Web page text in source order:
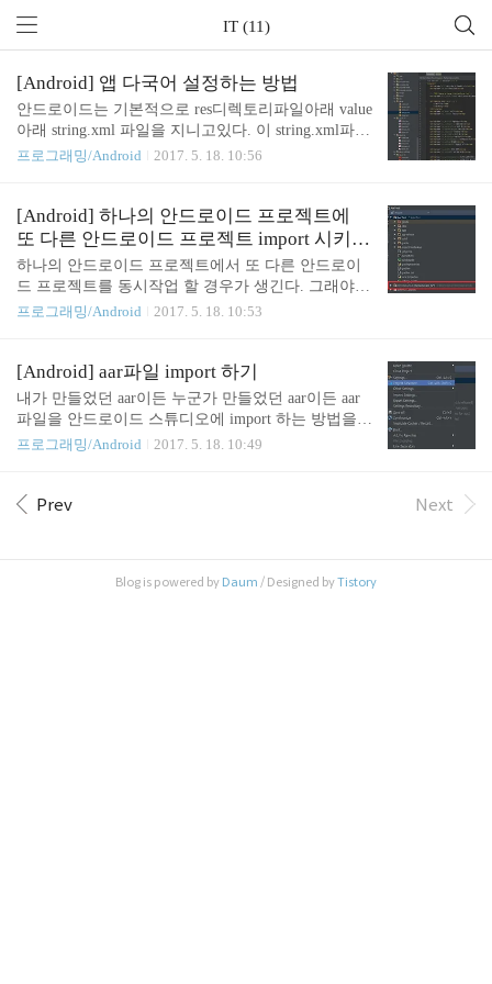
IT (11)
[Android] 앱 다국어 설정하는 방법
안드로이드는 기본적으로 res디렉토리파일아래 value
아래 string.xml 파일을 지니고있다. 이 string.xml파일
에서 앱내에서 보여지는 모든 string들을 res파일 아래
직에 직접 하드코딩하지않고 string을 따로 빼서 res/v
alue/string.xml에 몰아서 string을 관리한다. 이렇게하
면 앱내에서 언어코드를 바꿔주는 로직만 실행하면,
자동적으로 설정된 언어 value/sring.xml을 잡는다. va
lue 파일명을 value-zh(중국어),value-en(영어),value-ja
(일본어) 이런식으로 각 언어코드에 맞는 value 폴더
프로그래밍/Android 2017. 5. 18. 10:56
[Android] 하나의 안드로이드 프로젝트에
또 다른 안드로이드 프로젝트 import 시키
기.(multi import project)
하나의 안드로이드 프로젝트에서 또 다른 안드로이
드 프로젝트를 동시작업 할 경우가 생긴다. 그래야하
는 이유는 여러가지이유가있는데. 예를들어 A라는
AAR파일은 수정할 수 없는 불편함을 극복하기 위해
서이다. 여기서 2번째 경우를 덧붙이자면, AAR파일
을 추출해서 내보낸 프로젝트가 만약 자신이 소유하
고 있다면, 그 AAR 파일을 참고하는 하나의 안드로
이드 프로젝트에 AAR파일이 아닌 AAR을 추출해내
직접 import 한효과를 내면서 동시에 직접 aar프로젝
트를 수정할 수 있는 구조가 되기때문에 aar을 한번
프로그래밍/Android 2017. 5. 18. 10:53
[Android] aar파일 import 하기
내가 만들었던 aar이든 누군가 만들었던 aar이든 aar
파일을 안드로이드 스튜디오에 import 하는 방법을
알아보자. 첫번째로 File -> Project Structure 에서 +
하여 aar파일의 위치 경로를 잡아주고 aar파일명을 지
든 작업은 끝났다. 이제 aar파일에있는 클래스나,인
프로그래밍/Android 2017. 5. 18. 10:49
Prev Next
Blog is powered by Daum / Designed byTistory